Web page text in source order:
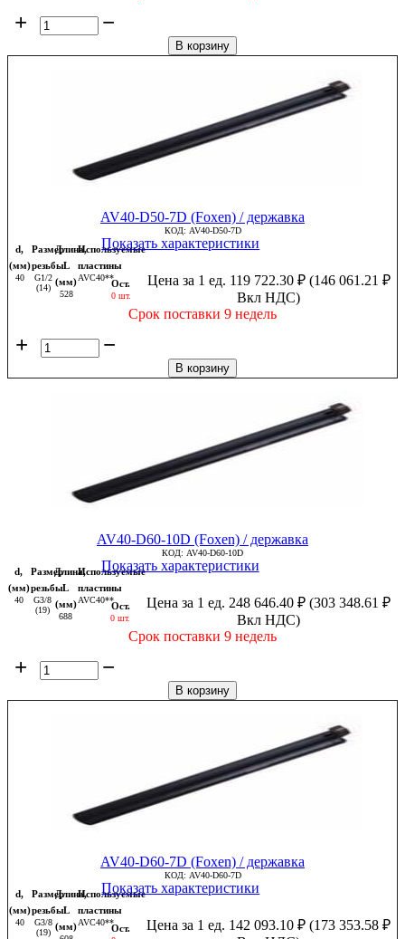
+ −
В корзину
AV40-D50-7D (Foxen) / державка
КОД: AV40-D50-7D
d,
(мм)
40
Размер
резьбы
G1/2
(14)
Длина,
L
(мм)
528
Используемые
пластины
AVC40**
Показать характеристики
Ост.
0 шт.
Цена за 1 ед. 119 722.30 ₽ (146 061.21 ₽
Вкл НДС)
Срок поставки 9 недель
+ −
В корзину
AV40-D60-10D (Foxen) / державка
КОД: AV40-D60-10D
d,
(мм)
40
Размер
резьбы
G3/8
(19)
Длина,
L
(мм)
688
Используемые
пластины
AVC40**
Показать характеристики
Ост.
0 шт.
Цена за 1 ед. 248 646.40 ₽ (303 348.61 ₽
Вкл НДС)
Срок поставки 9 недель
+ −
В корзину
AV40-D60-7D (Foxen) / державка
КОД: AV40-D60-7D
d,
(мм)
40
Размер
резьбы
G3/8
(19)
Длина,
L
(мм)
Используемые
пластины
AVC40**
Показать характеристики
Ост. Цена за 1 ед. 142 093.10 ₽ (173 353.58 ₽